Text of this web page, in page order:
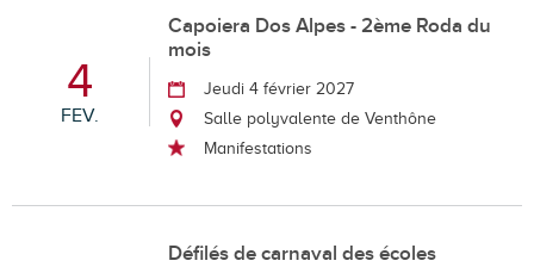
4
FEV.
Capoiera Dos Alpes - 2ème Roda du
mois
Jeudi 4 février 2027
Salle polyvalente de Venthône
Manifestations
Défilés de carnaval des écoles